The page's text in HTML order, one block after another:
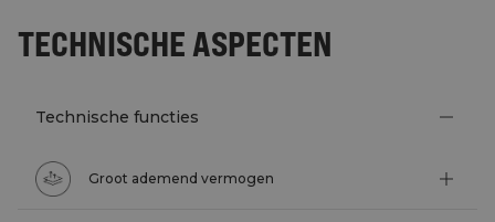
TECHNISCHE ASPECTEN
Technische functies
Groot ademend vermogen